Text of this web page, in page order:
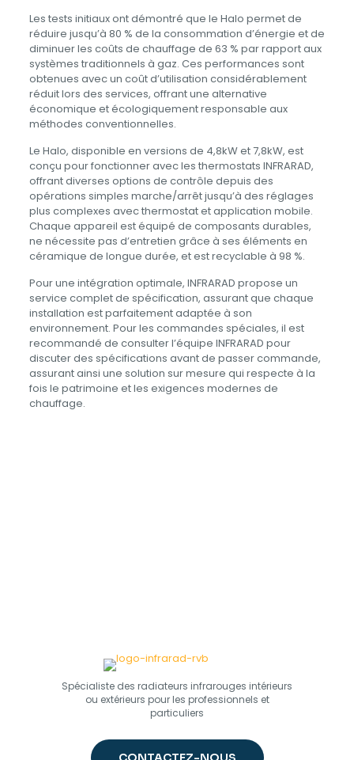
Les tests initiaux ont démontré que le Halo permet de
réduire jusqu’à 80 % de la consommation d’énergie et de
diminuer les coûts de chauffage de 63 % par rapport aux
systèmes traditionnels à gaz. Ces performances sont
obtenues avec un coût d’utilisation considérablement
réduit lors des services, offrant une alternative
économique et écologiquement responsable aux
méthodes conventionnelles.
Le Halo, disponible en versions de 4,8kW et 7,8kW, est
conçu pour fonctionner avec les thermostats INFRARAD,
offrant diverses options de contrôle depuis des
opérations simples marche/arrêt jusqu’à des réglages
plus complexes avec thermostat et application mobile.
Chaque appareil est équipé de composants durables,
ne nécessite pas d’entretien grâce à ses éléments en
céramique de longue durée, et est recyclable à 98 %.
Pour une intégration optimale, INFRARAD propose un
service complet de spécification, assurant que chaque
installation est parfaitement adaptée à son
environnement. Pour les commandes spéciales, il est
recommandé de consulter l’équipe INFRARAD pour
discuter des spécifications avant de passer commande,
assurant ainsi une solution sur mesure qui respecte à la
fois le patrimoine et les exigences modernes de
chauffage.
Spécialiste des radiateurs infrarouges intérieurs
ou extérieurs pour les professionnels et
particuliers